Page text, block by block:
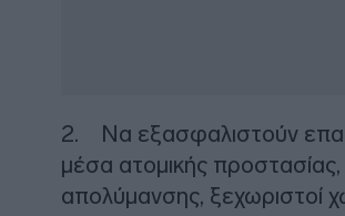
2. Να εξασφαλιστούν
μέσα ατομικής προστασίας,
απολύμανσης, ξεχωριστοί